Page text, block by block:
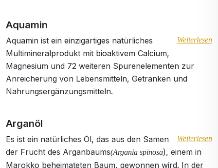
Aquamin
Weiterlesen
Aquamin ist ein einzigartiges natürliches
Multimineralprodukt mit bioaktivem Calcium,
Magnesium und 72 weiteren Spurenelementen zur
Anreicherung von Lebensmitteln, Getränken und
Nahrungsergänzungsmitteln.
Arganöl
Weiterlesen
Es ist ein natürliches Öl, das aus den Samen
der Frucht des Arganbaums(Argania spinosa), einem in
Marokko beheimateten Baum, gewonnen wird. In der